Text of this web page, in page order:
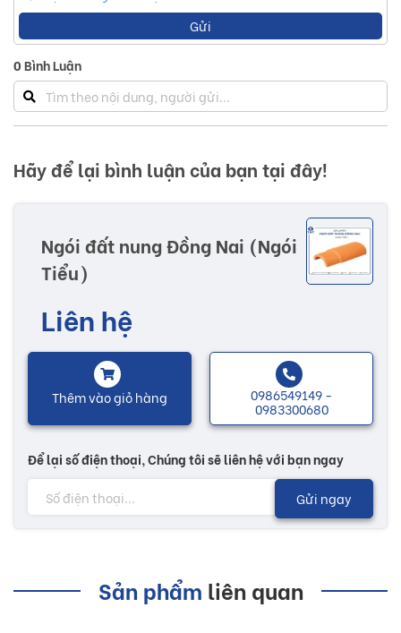
Gửi
0Bình Luận
Hãy để lại bình luận của bạn tại đây!
Ngói đất nung Đồng Nai (Ngói
Tiểu)
Liên hệ
Thêm vào giỏ hàng 0986549149 -
0983300680
Để lại số điện thoại, Chúng tôi sẽ liên hệ với bạn ngay
Gửi ngay
Sản phẩm liên quan